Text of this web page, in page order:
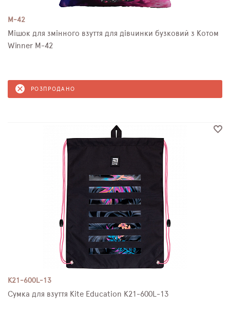
M-42
Мішок для змінного взуття для дівчинки бузковий з Котом
Winner M-42
РОЗПРОДАНО
K21-600L-13
Сумка для взуття Kite Education K21-600L-13